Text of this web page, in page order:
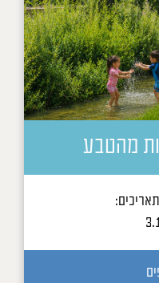
מהטבע